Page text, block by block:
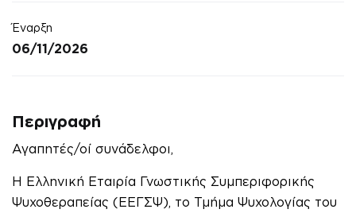
Έναρξη
06/11/2026
Περιγραφή
Αγαπητές/οί συνάδελφοι,
Η Ελληνική Εταιρία Γνωστικής Συμπεριφορικής
Ψυχοθεραπείας (ΕΕΓΣΨ), το Τμήμα Ψυχολογίας του